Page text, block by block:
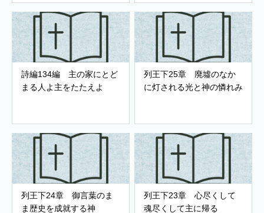
詩編134編 主の家にとど
まる人よ主をたたえよ
列王下25章 廃墟のなか
に灯される光と神の憐れみ
列王下24章 御言葉のま
ま歴史を成就する神
列王下23章 心尽くして
魂尽くして主に帰る